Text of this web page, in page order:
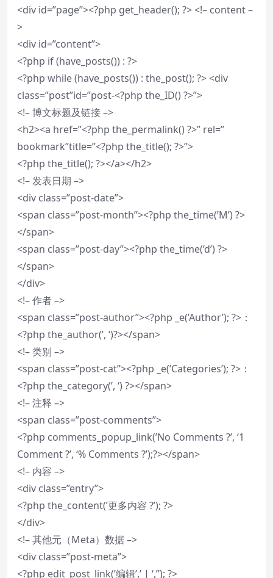
<div id=”page”><?php get_header(); ?> <!– content –
>
<div id=”content”>
<?php if (have_posts()) : ?>
<?php while (have_posts()) : the_post(); ?> <div
class=”post”id=”post-<?php the_ID() ?>”>
<!– 博文标题及链接 –>
<h2><a href=”<?php the_permalink() ?>” rel=”
bookmark”title=”<?php the_title(); ?>”>
<?php the_title(); ?></a></h2>
<!– 发表日期 –>
<div class=”post-date”>
<span class=”post-month”><?php the_time(’M’) ?>
</span>
<span class=”post-day”><?php the_time(’d’) ?>
</span>
</div>
<!– 作者 –>
<span class=”post-author”><?php _e(’Author’); ?>：
<?php the_author(’, ‘)?></span>
<!– 类别 –>
<span class=”post-cat”><?php _e(’Categories’); ?>：
<?php the_category(’, ‘) ?></span>
<!– 注释 –>
<span class=”post-comments”>
<?php comments_popup_link(’No Comments ?’, ‘1
Comment ?’, ‘% Comments ?’);?></span>
<!– 内容 –>
<div class=”entry”>
<?php the_content(’更多内容 ?’); ?>
</div>
<!– 其他元（Meta）数据 –>
<div class=”post-meta”>
<?php edit_post_link(’编辑’,’ | ‘,”); ?>